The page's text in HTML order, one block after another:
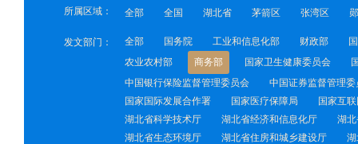
所属区域： 全部 全国 湖北省 茅箭区 张湾区
发文部门： 全部 国务院 工业和信息化部 财政部
农业农村部
商务部 国家卫生健康委员会
中国银行保险监督管理委员会
中国证券监督管理委
国家国际发展合作署
国家医疗保障局
国家互
湖北省科学技术厅
湖北省经济和信息化厅
湖
湖北省生态环境厅
湖北省住房和城乡建设厅